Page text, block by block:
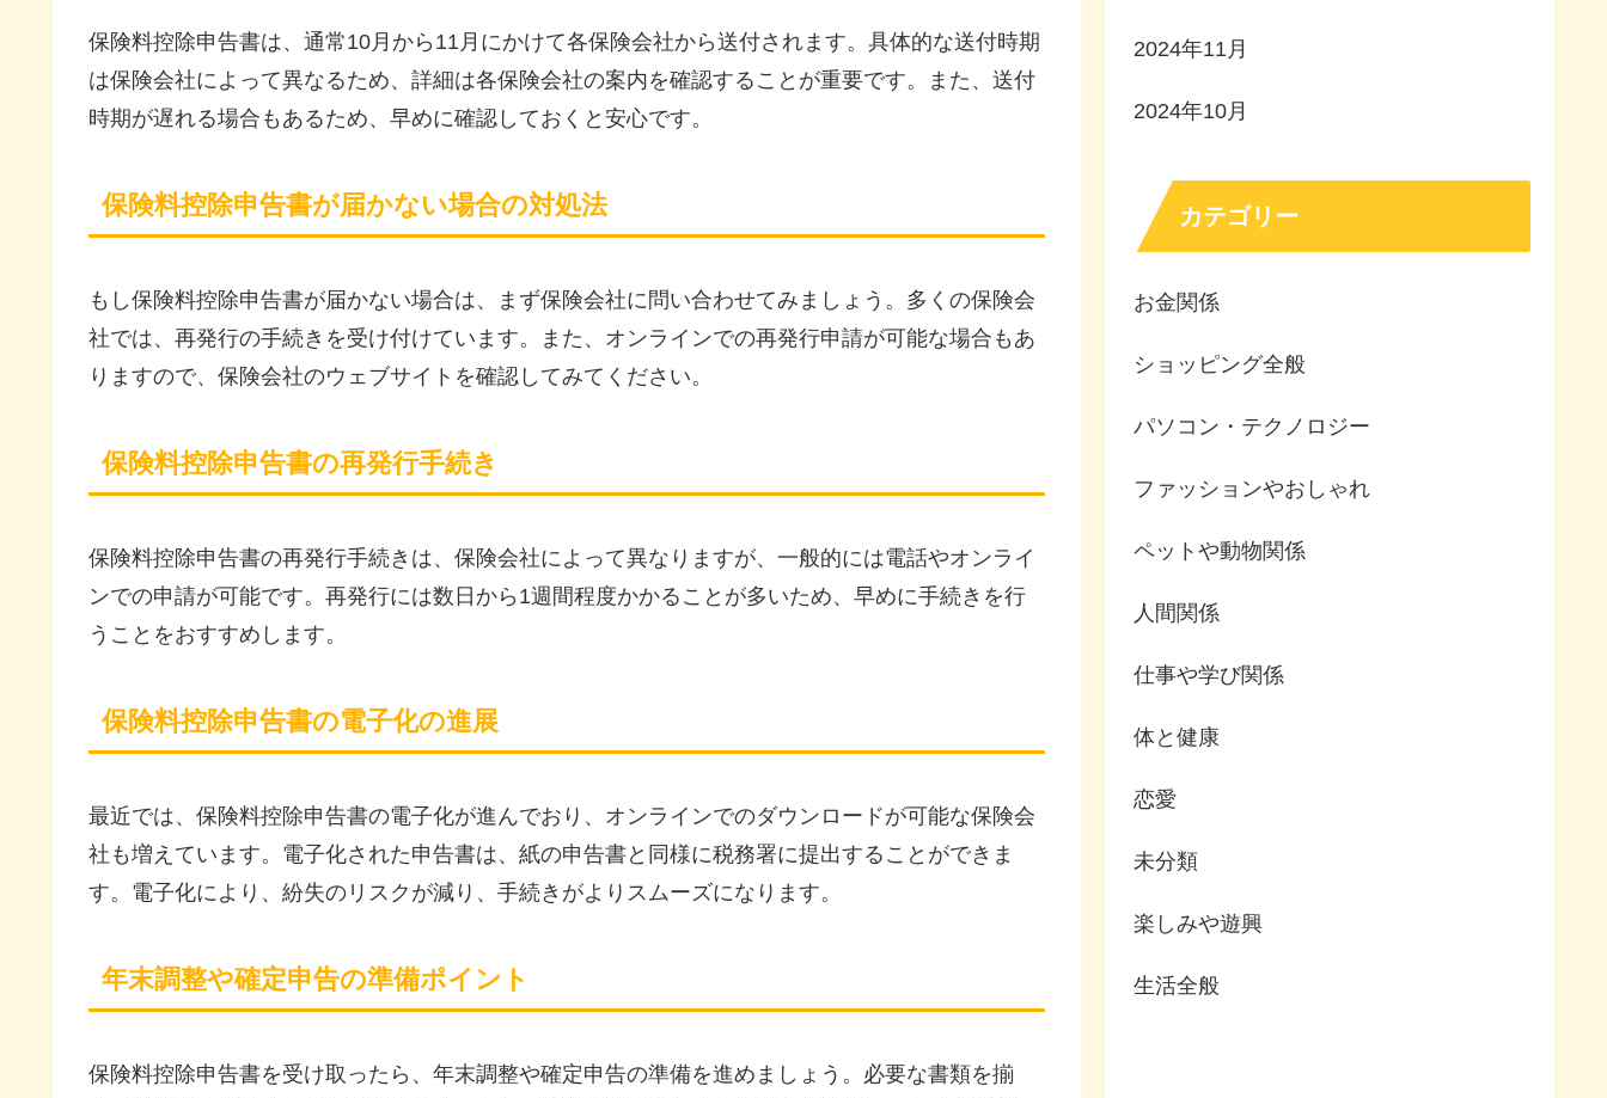
保険料控除申告書は、通常10月から11月にかけて各保険会社から送付されます。具体的な送付時期
は保険会社によって異なるため、詳細は各保険会社の案内を確認することが重要です。また、送付
時期が遅れる場合もあるため、早めに確認しておくと安心です。
保険料控除申告書が届かない場合の対処法
もし保険料控除申告書が届かない場合は、まず保険会社に問い合わせてみましょう。多くの保険会
社では、再発行の手続きを受け付けています。また、オンラインでの再発行申請が可能な場合もあ
りますので、保険会社のウェブサイトを確認してみてください。
保険料控除申告書の再発行手続き
保険料控除申告書の再発行手続きは、保険会社によって異なりますが、一般的には電話やオンライ
ンでの申請が可能です。再発行には数日から1週間程度かかることが多いため、早めに手続きを行
うことをおすすめします。
保険料控除申告書の電子化の進展
最近では、保険料控除申告書の電子化が進んでおり、オンラインでのダウンロードが可能な保険会
社も増えています。電子化された申告書は、紙の申告書と同様に税務署に提出することができま
す。電子化により、紛失のリスクが減り、手続きがよりスムーズになります。
年末調整や確定申告の準備ポイント
保険料控除申告書を受け取ったら、年末調整や確定申告の準備を進めましょう。必要な書類を揃
2024年11月
2024年10月
カテゴリー
お金関係
ショッピング全般
パソコン・テクノロジー
ファッションやおしゃれ
ペットや動物関係
人間関係
仕事や学び関係
体と健康
恋愛
未分類
楽しみや遊興
生活全般